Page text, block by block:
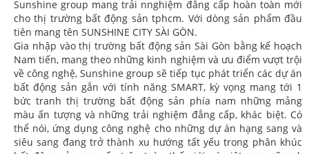
Sunshine group mang trải nnghiệm đẳng cấp hoàn toàn mới
cho thị trường bất động sản tphcm. Với dòng sản phẩm đầu
tiên mang tên SUNSHINE CITY SÀI GÒN.
Gia nhập vào thị trường bất động sản Sài Gòn bằng kế hoạch
Nam tiến, mang theo những kinh nghiệm và ưu điểm vượt trội
về công nghệ, Sunshine group sẽ tiếp tục phát triển các dự án
bất động sản gắn với tính năng SMART, kỳ vọng mang tới 1
bức tranh thị trường bất động sản phía nam những mảng
màu ấn tượng và những trải nghiệm đẳng cấp, khác biệt. Có
thể nói, ứng dụng công nghệ cho những dự án hạng sang và
siêu sang đang trở thành xu hướng tất yếu trong phân khúc